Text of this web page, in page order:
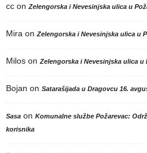
cc on Zelengorska i Nevesinjska ulica u
Mira on Zelengorska i Nevesinjska ulica u
Milos on Zelengorska i Nevesinjska ulica
Bojan on Satarašijada u Dragovcu 16.
Sasa on Komunalne službe Požarevac:
korisnika